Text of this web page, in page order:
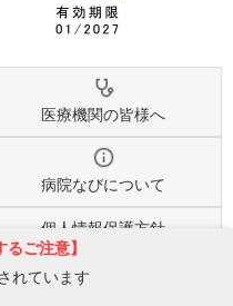
医療機関の皆様へ
病院なびについて
個人情報保護方針
るご注意】
れています